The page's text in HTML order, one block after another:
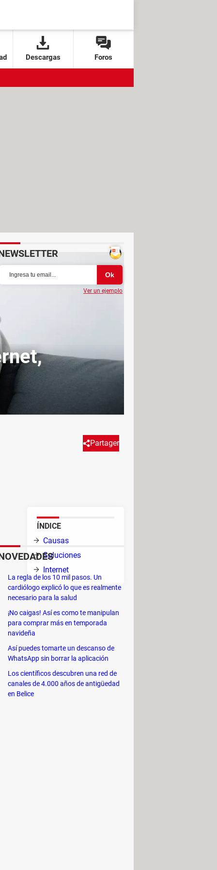
Descargas Foros
Partager
En este artículo
mejorar su funcionamiento.
ÍNDICE
Causas
Soluciones
Internet
pronto como están disponibles,
ideal es que quede libre al
su capacidad.
mucha memoria y ralentizan el
ligera de las mismas (lite).
Ver un ejemplo
La regla de los 10 mil pasos. Un
cardiólogo explicó lo que es realmente
necesario para la salud
¡No caigas! Así es como te manipulan
para comprar más en temporada
navideña
Así puedes tomarte un descanso de
WhatsApp sin borrar la aplicación
Los científicos descubren una red de
canales de 4.000 años de antigüedad
en Belice